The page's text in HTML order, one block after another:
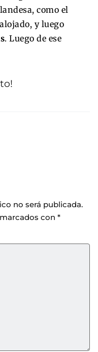
como el
y luego
. Luego de ese
no será publicada.
con *